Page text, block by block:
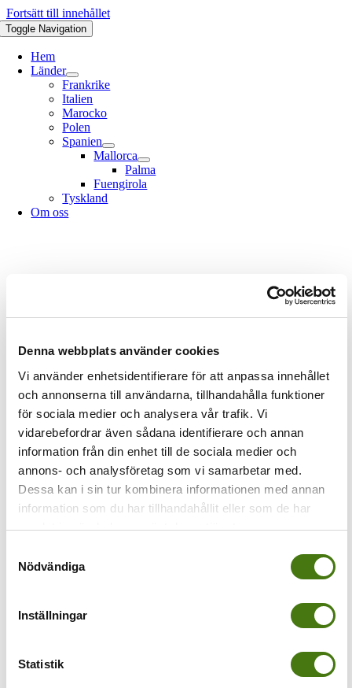
Denna webbplats använder cookies
Vi använder enhetsidentifierare för att anpassa innehållet
och annonserna till användarna, tillhandahålla funktioner
för sociala medier och analysera vår trafik. Vi
vidarebefordrar även sådana identifierare och annan
information från din enhet till de sociala medier och
annons- och analysföretag som vi samarbetar med.
Dessa kan i sin tur kombinera informationen med annan
information som du har tillhandahållit eller som de har
samlat in när du har använt deras tjänster.
Nödvändiga
Inställningar
Statistik
Fortsätt till innehållet
Toggle Navigation
Hem
Länder
Frankrike
Italien
Marocko
Polen
Spanien
Mallorca
Palma
Fuengirola
Tyskland
Om oss
Föregående
placa cort palma
2015-11-04T00:24:42+01:004
november, 2015|